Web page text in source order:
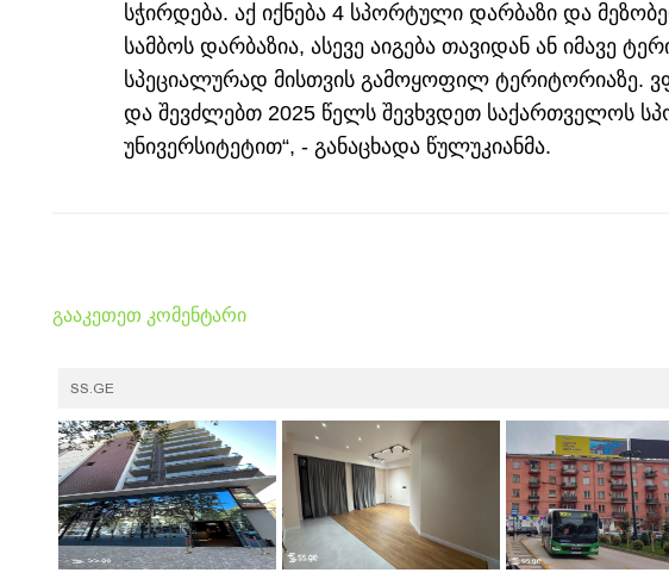
სჭირდება. აქ იქნება 4 სპორტული დარბაზი და
სამბოს დარბაზია, ასევე აიგება თავიდან ან იმავე
სპეციალურად მისთვის გამოყოფილ ტერიტორიაზე.
და შევძლებთ 2025 წელს შევხვდეთ საქართველოს
უნივერსიტეტით“, - განაცხადა წულუკიანმა.
გააკეთეთ კომენტარი
SS.GE